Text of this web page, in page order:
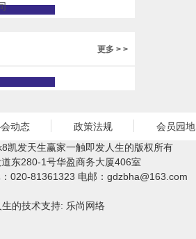
更多 > >
动态 政策法规
会员园地
凯发天生赢家一触即发人生的版权所有
东280-1号华盈商务大厦406室
020-81361323 电邮： gdzbha@163.com
的技术支持: 乐尚网络